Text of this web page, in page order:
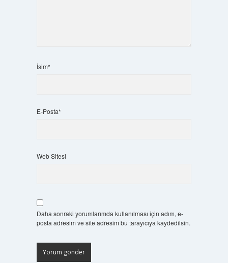
İsim*
E-Posta*
Web Sitesi
Daha sonraki yorumlarımda kullanılması için adım, e-
posta adresim ve site adresim bu tarayıcıya kaydedilsin.